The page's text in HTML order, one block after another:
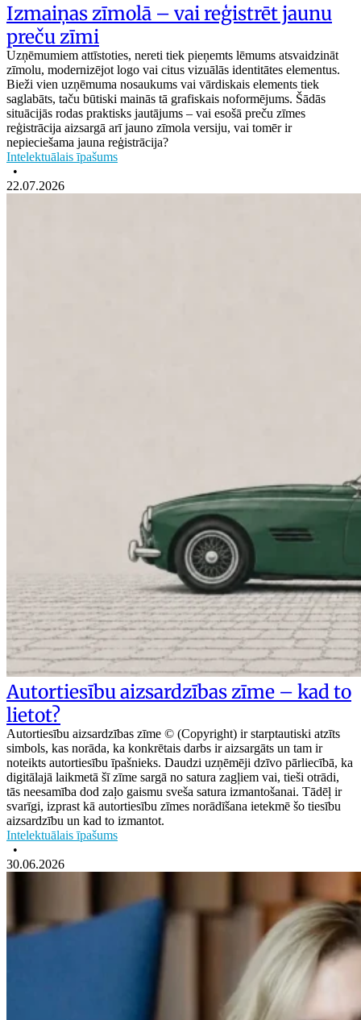
Izmaiņas zīmolā – vai reģistrēt jaunu
preču zīmi
Uzņēmumiem attīstoties, nereti tiek pieņemts lēmums atsvaidzināt
zīmolu, modernizējot logo vai citus vizuālās identitātes elementus.
Bieži vien uzņēmuma nosaukums vai vārdiskais elements tiek
saglabāts, taču būtiski mainās tā grafiskais noformējums. Šādās
situācijās rodas praktisks jautājums – vai esošā preču zīmes
reģistrācija aizsargā arī jauno zīmola versiju, vai tomēr ir
nepieciešama jauna reģistrācija?
Intelektuālais īpašums
•
22.07.2026
Autortiesību aizsardzības zīme – kad to
lietot?
Autortiesību aizsardzības zīme © (Copyright) ir starptautiski atzīts
simbols, kas norāda, ka konkrētais darbs ir aizsargāts un tam ir
noteikts autortiesību īpašnieks. Daudzi uzņēmēji dzīvo pārliecībā, ka
digitālajā laikmetā šī zīme sargā no satura zagļiem vai, tieši otrādi,
tās neesamība dod zaļo gaismu sveša satura izmantošanai. Tādēļ ir
svarīgi, izprast kā autortiesību zīmes norādīšana ietekmē šo tiesību
aizsardzību un kad to izmantot.
Intelektuālais īpašums
•
30.06.2026